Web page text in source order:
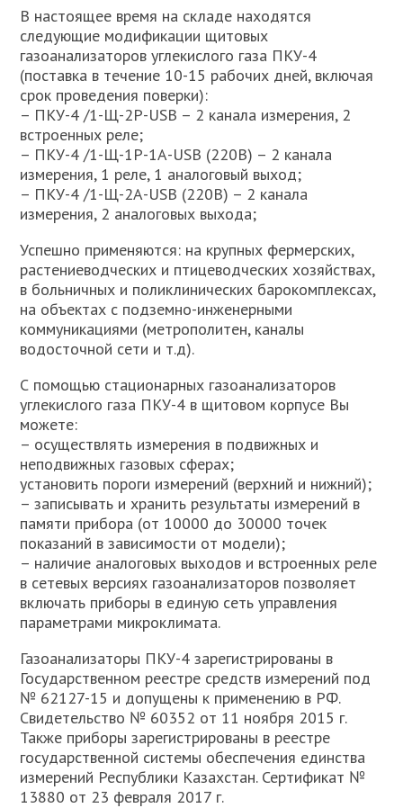
В настоящее время на складе находятся
следующие модификации щитовых
газоанализаторов углекислого газа ПКУ-4
(поставка в течение 10-15 рабочих дней, включая
срок проведения поверки):
– ПКУ-4 /1-Щ-2Р-USB – 2 канала измерения, 2
встроенных реле;
– ПКУ-4 /1-Щ-1Р-1А-USB (220В) – 2 канала
измерения, 1 реле, 1 аналоговый выход;
– ПКУ-4 /1-Щ-2А-USB (220В) – 2 канала
измерения, 2 аналоговых выхода;
Успешно применяются: на крупных фермерских,
растениеводческих и птицеводческих хозяйствах,
в больничных и поликлинических барокомплексах,
на объектах с подземно-инженерными
коммуникациями (метрополитен, каналы
водосточной сети и т.д).
С помощью стационарных газоанализаторов
углекислого газа ПКУ-4 в щитовом корпусе Вы
можете:
– осуществлять измерения в подвижных и
неподвижных газовых сферах;
установить пороги измерений (верхний и нижний);
– записывать и хранить результаты измерений в
памяти прибора (от 10000 до 30000 точек
показаний в зависимости от модели);
– наличие аналоговых выходов и встроенных реле
в сетевых версиях газоанализаторов позволяет
включать приборы в единую сеть управления
параметрами микроклимата.
Газоанализаторы ПКУ-4 зарегистрированы в
Государственном реестре средств измерений под
№ 62127-15 и допущены к применению в РФ.
Свидетельство № 60352 от 11 ноября 2015 г.
Также приборы зарегистрированы в реестре
государственной системы обеспечения единства
измерений Республики Казахстан. Сертификат №
13880 от 23 февраля 2017 г.